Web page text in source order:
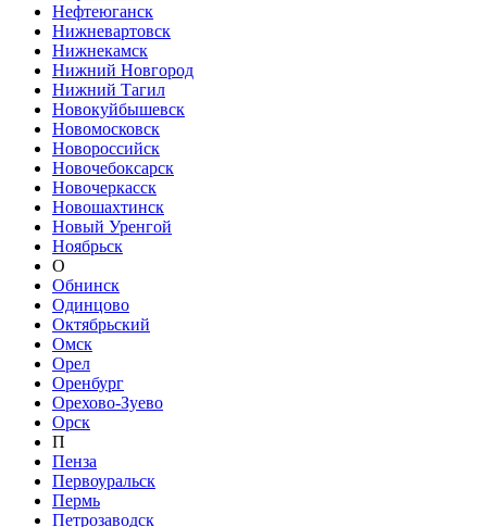
Нефтеюганск
Нижневартовск
Нижнекамск
Нижний Новгород
Нижний Тагил
Новокуйбышевск
Новомосковск
Новороссийск
Новочебоксарск
Новочеркасск
Новошахтинск
Новый Уренгой
Ноябрьск
О
Обнинск
Одинцово
Октябрьский
Омск
Орел
Оренбург
Орехово-Зуево
Орск
П
Пенза
Первоуральск
Пермь
Петрозаводск